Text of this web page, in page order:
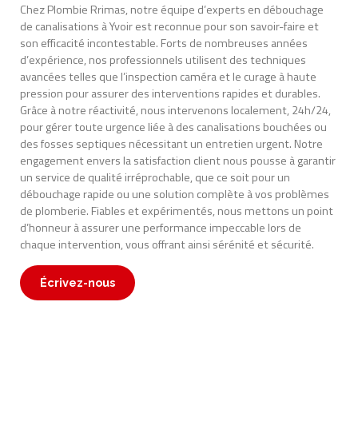
Chez Plombie Rrimas, notre équipe d’experts en débouchage
de canalisations à Yvoir est reconnue pour son savoir-faire et
son efficacité incontestable. Forts de nombreuses années
d’expérience, nos professionnels utilisent des techniques
avancées telles que l’inspection caméra et le curage à haute
pression pour assurer des interventions rapides et durables.
Grâce à notre réactivité, nous intervenons localement, 24h/24,
pour gérer toute urgence liée à des canalisations bouchées ou
des fosses septiques nécessitant un entretien urgent. Notre
engagement envers la satisfaction client nous pousse à garantir
un service de qualité irréprochable, que ce soit pour un
débouchage rapide ou une solution complète à vos problèmes
de plomberie. Fiables et expérimentés, nous mettons un point
d’honneur à assurer une performance impeccable lors de
chaque intervention, vous offrant ainsi sérénité et sécurité.
Écrivez-nous